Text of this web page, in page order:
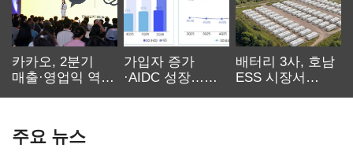
카카오, 2분기
매출·영업익 역대
가입자 증가
·AIDC 성장…
배터리 3사, 호남
ESS 시장서
주요 뉴스